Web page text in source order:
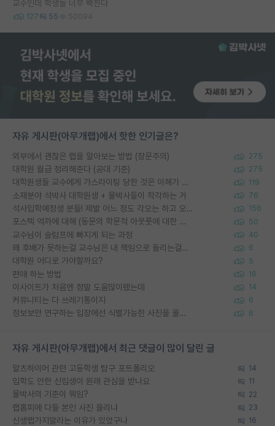
교수인데 학생들 너무 빡친다
127 55 50094
자유 게시판(아무개랩)에서 핫한 인기글은?
외부에서 괜찮은 랩을 알아보는 방법 (장문주의) 275
대학원 월급 정리해준다 (공대 기준) 275
대학원생들 교수에게 가스라이팅 당한 것은 이해가 갑니다. 안타깝네요. 119
소재분야 석박사 대학원생 + 물박사들이 착각하는 거 76
석사입학예정생 분들! 제발 어느 정도 각오는 하고 오세요. 156
포스텍 억까에 대해 (동문의 학문적 아웃풋에 대한 반박) 50
교수님이 슬럼프에 빠지게 되는 과정 40
왜 후배가 못하는걸 교수님은 내 책임으로 돌리는걸까요? 6
대학원 어디로 가야할까요? 5
편애 하는 방법 16
이사이트가 처음엔 정말 도움많이됐는데 14
커뮤니티는 다 쓰레기통이지 6
정보보안 연구하는 입장에선 식별가능한 사진을 올리는건 비추이긴함 6
자유 게시판(아무개랩)에서 최근 댓글이 많이 달린 글
알츠하이머 관련 고등학생 탐구 포트폴리오 14
입학도 안한 신입생이 원래 관심을 받나요 11
물박사의 기준이 뭐임? 22
랩홈피에 다들 본인 사진 올리냐 23
신생랩가지말라는 이유가 있었구나 16